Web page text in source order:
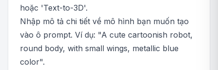
hoặc 'Text-to-3D'.
Nhập mô tả chi tiết về mô hình bạn muốn tạo
vào ô prompt. Ví dụ: "A cute cartoonish robot,
round body, with small wings, metallic blue
color".